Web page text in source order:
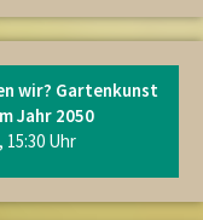
wir? Gartenkunst
Jahr 2050
15:30 Uhr